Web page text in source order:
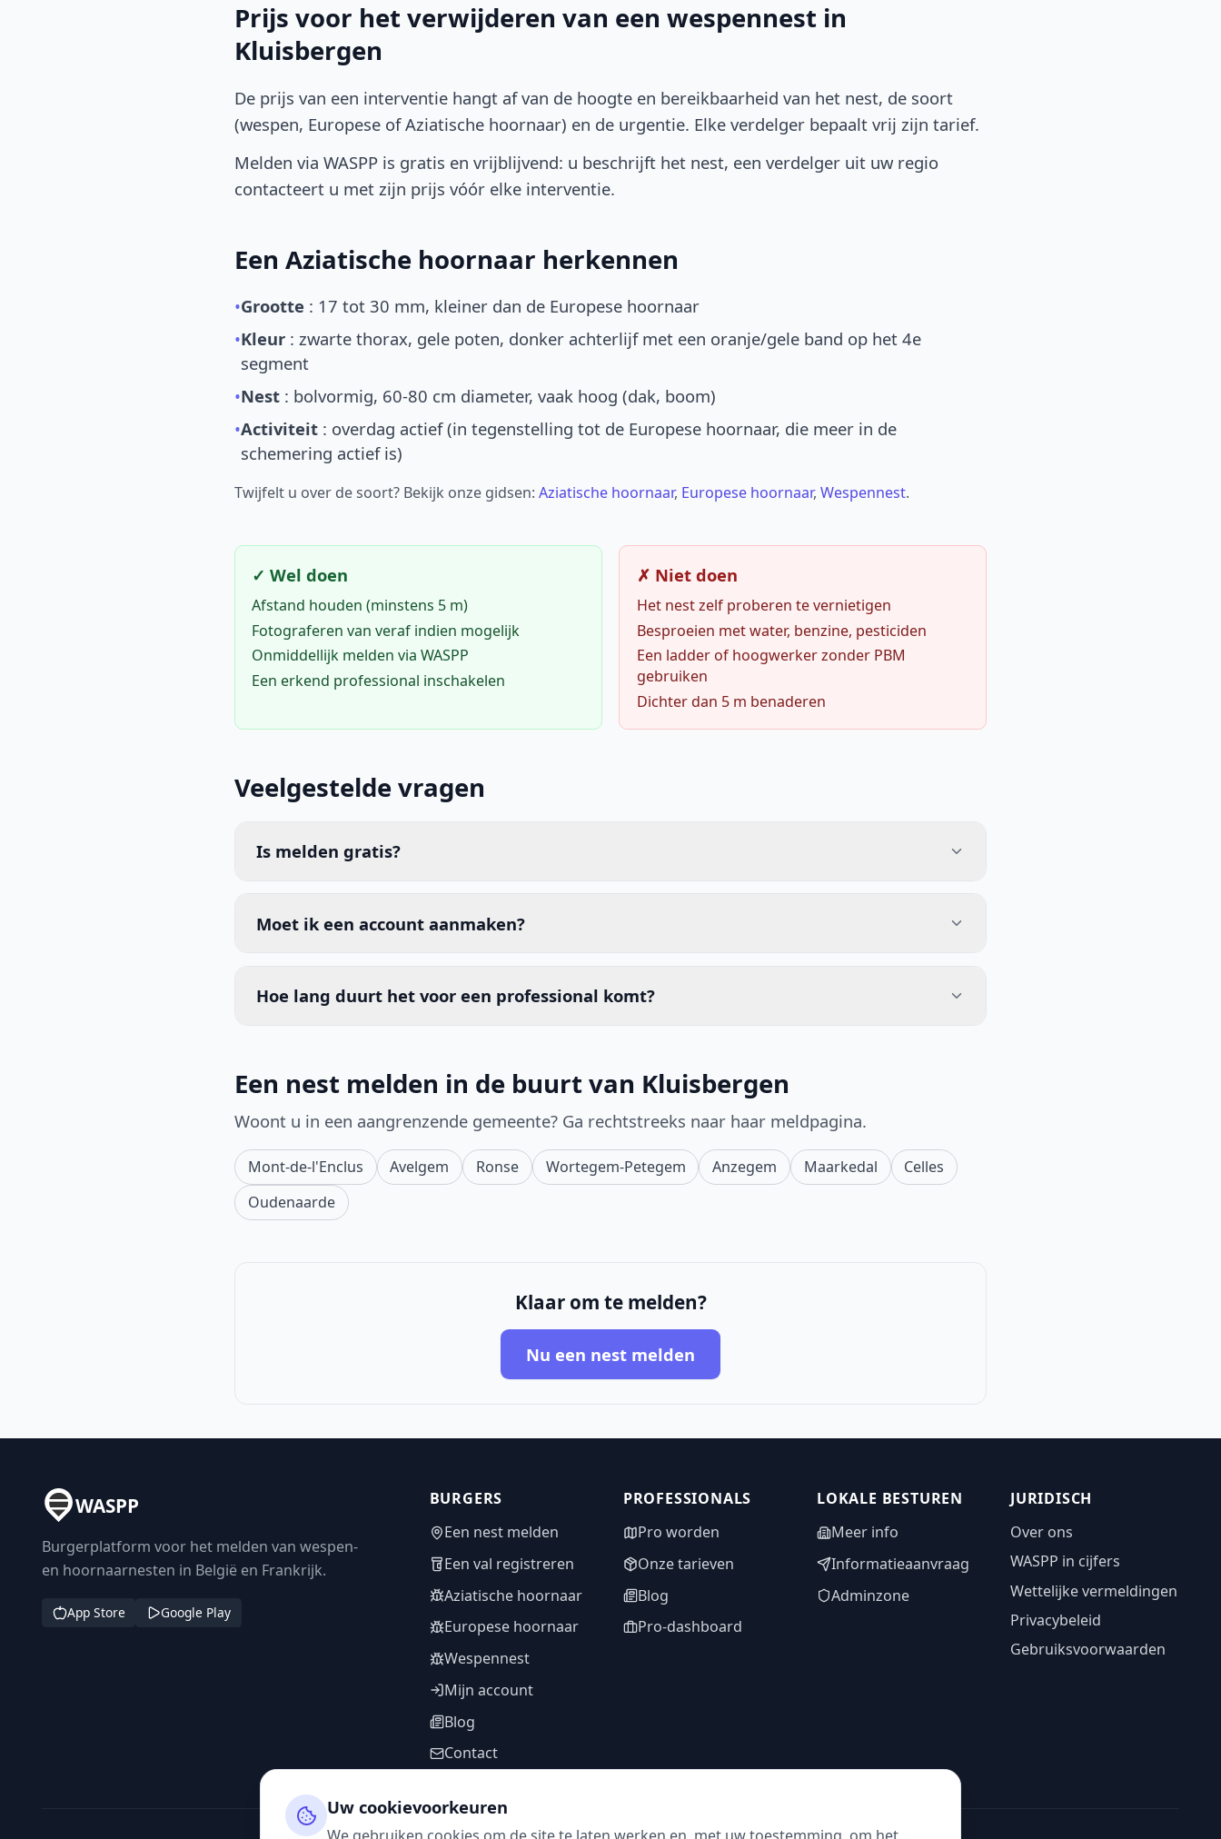
Prijs voor het verwijderen van een wespennest in
Kluisbergen
De prijs van een interventie hangt af van de hoogte en bereikbaarheid van het nest, de soort
(wespen, Europese of Aziatische hoornaar) en de urgentie. Elke verdelger bepaalt vrij zijn tarief.
Melden via WASPP is gratis en vrijblijvend: u beschrijft het nest, een verdelger uit uw regio
contacteert u met zijn prijs vóór elke interventie.
Een Aziatische hoornaar herkennen
•Grootte : 17 tot 30 mm, kleiner dan de Europese hoornaar
•Kleur : zwarte thorax, gele poten, donker achterlijf met een oranje/gele band op het 4e
segment
•Nest : bolvormig, 60-80 cm diameter, vaak hoog (dak, boom)
•Activiteit : overdag actief (in tegenstelling tot de Europese hoornaar, die meer in de
schemering actief is)
Twijfelt u over de soort? Bekijk onze gidsen: Aziatische hoornaar, Europese hoornaar, Wespennest.
✓ Wel doen
Afstand houden (minstens 5 m)
Fotograferen van veraf indien mogelijk
Onmiddellijk melden via WASPP
Een erkend professional inschakelen
✗ Niet doen
Het nest zelf proberen te vernietigen
Besproeien met water, benzine, pesticiden
Een ladder of hoogwerker zonder PBM
gebruiken
Dichter dan 5 m benaderen
Veelgestelde vragen
Is melden gratis?
Moet ik een account aanmaken?
Hoe lang duurt het voor een professional komt?
Een nest melden in de buurt van Kluisbergen
Woont u in een aangrenzende gemeente? Ga rechtstreeks naar haar meldpagina.
Mont-de-l'Enclus Avelgem Ronse Wortegem-Petegem Anzegem Maarkedal
Celles
Oudenaarde
Klaar om te melden?
Nu een nest melden
WASPP
Burgerplatform voor het melden van wespen-
en hoornaarnesten in België en Frankrijk.
App Store Google Play
BURGERS
Een nest melden
Een val registreren
Aziatische hoornaar
Europese hoornaar
Wespennest
Mijn account
Blog
Contact
PROFESSIONALS
Pro worden
Onze tarieven
Blog
Pro-dashboard
LOKALE BESTUREN
Meer info
Informatieaanvraag
Adminzone
JURIDISCH
Over ons
WASPP in cijfers
Wettelijke vermeldingen
Privacybeleid
Gebruiksvoorwaarden
Uw cookievoorkeuren